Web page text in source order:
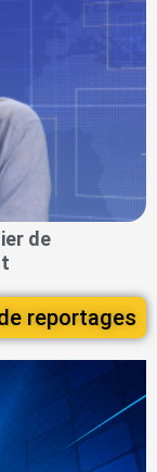
de
reportages